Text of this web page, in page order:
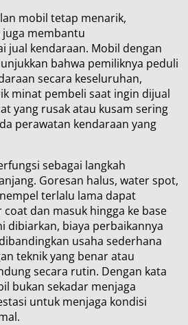
mobil tetap menarik,
membantu
jual kendaraan. Mobil dengan
bahwa pemiliknya peduli
secara keseluruhan,
minat pembeli saat ingin dijual
yang rusak atau kusam sering
perawatan kendaraan yang
sebagai langkah
Goresan halus, water spot,
terlalu lama dapat
dan masuk hingga ke base
dibiarkan, biaya perbaikannya
usaha sederhana
teknik yang benar atau
secara rutin. Dengan kata
bukan sekadar menjaga
untuk menjaga kondisi